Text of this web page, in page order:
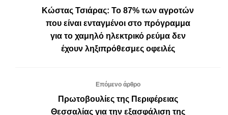
Κώστας Τσιάρας: Το 87% των αγροτών
που είναι ενταγμένοι στο πρόγραμμα
για το χαμηλό ηλεκτρικό ρεύμα δεν
έχουν ληξιπρόθεσμες οφειλές
Επόμενο άρθρο
Πρωτοβουλίες της Περιφέρειας
Θεσσαλίας για την εξασφάλιση της